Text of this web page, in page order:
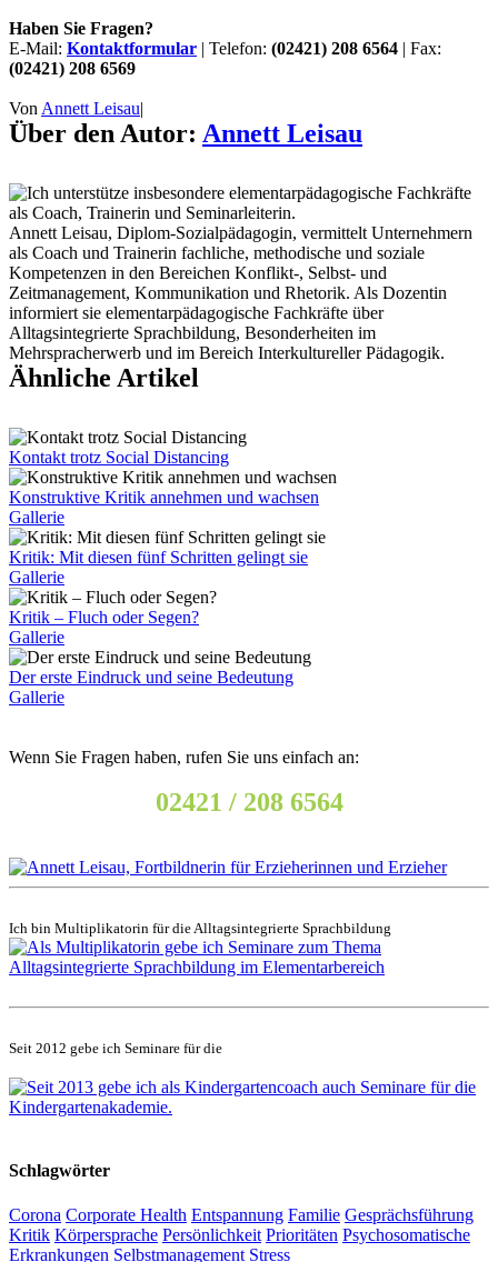
Haben Sie Fragen?
E-Mail: Kontaktformular | Telefon: (02421) 208 6564 | Fax:
(02421) 208 6569
Von Annett Leisau|
Über den Autor: Annett Leisau
Annett Leisau, Diplom-Sozialpädagogin, vermittelt Unternehmern
als Coach und Trainerin fachliche, methodische und soziale
Kompetenzen in den Bereichen Konflikt-, Selbst- und
Zeitmanagement, Kommunikation und Rhetorik. Als Dozentin
informiert sie elementarpädagogische Fachkräfte über
Alltagsintegrierte Sprachbildung, Besonderheiten im
Mehrspracherwerb und im Bereich Interkultureller Pädagogik.
Ähnliche Artikel
Kontakt trotz Social Distancing
Konstruktive Kritik annehmen und wachsen
Gallerie
Kritik: Mit diesen fünf Schritten gelingt sie
Gallerie
Kritik – Fluch oder Segen?
Gallerie
Der erste Eindruck und seine Bedeutung
Gallerie
Wenn Sie Fragen haben, rufen Sie uns einfach an:
02421 / 208 6564
Ich bin Multiplikatorin für die Alltagsintegrierte Sprachbildung
Seit 2012 gebe ich Seminare für die
Schlagwörter
Corona Corporate Health Entspannung Familie Gesprächsführung
Kritik Körpersprache Persönlichkeit Prioritäten Psychosomatische
Erkrankungen Selbstmanagement Stress